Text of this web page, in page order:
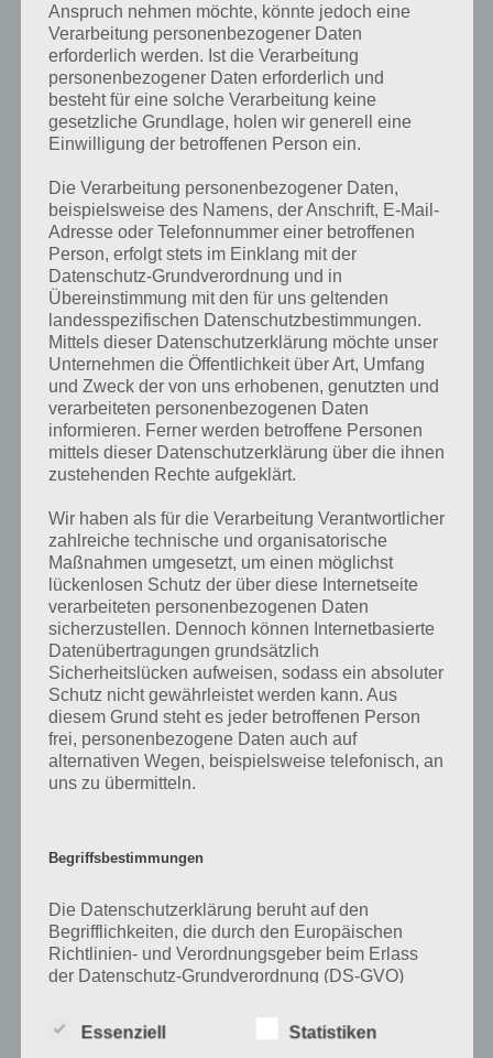
Kurze Begriffserklärung zur Lösung
Erinnern
Erinnern ist die Lösung für das tägliche Rätsel am 29.2.2024 in 4
Bilder 1 Wort, doch welche Bedeutung hat dieses eigentlich und was
Zu bestimmten Lösungen präsentieren wir daher auch immer eine
kurze Begriffserklärung!
Zu Erinnern haben wir zunächst keine weiteren Informationen parat!
Auf WhatsApp teilen Teilen auf Facebook
Tweet auf Twitter
Mehr Artikel hier auf Touchportal
Anspruch nehmen möchte, könnte jedoch eine
Verarbeitung personenbezogener Daten
erforderlich werden. Ist die Verarbeitung
personenbezogener Daten erforderlich und
besteht für eine solche Verarbeitung keine
gesetzliche Grundlage, holen wir generell eine
Einwilligung der betroffenen Person ein.
Die Verarbeitung personenbezogener Daten,
beispielsweise des Namens, der Anschrift, E-Mail-
Adresse oder Telefonnummer einer betroffenen
Person, erfolgt stets im Einklang mit der
Datenschutz-Grundverordnung und in
Übereinstimmung mit den für uns geltenden
landesspezifischen Datenschutzbestimmungen.
Mittels dieser Datenschutzerklärung möchte unser
Unternehmen die Öffentlichkeit über Art, Umfang
und Zweck der von uns erhobenen, genutzten und
verarbeiteten personenbezogenen Daten
informieren. Ferner werden betroffene Personen
mittels dieser Datenschutzerklärung über die ihnen
zustehenden Rechte aufgeklärt.
Wir haben als für die Verarbeitung Verantwortlicher
zahlreiche technische und organisatorische
Maßnahmen umgesetzt, um einen möglichst
lückenlosen Schutz der über diese Internetseite
verarbeiteten personenbezogenen Daten
sicherzustellen. Dennoch können Internetbasierte
Datenübertragungen grundsätzlich
Sicherheitslücken aufweisen, sodass ein absoluter
Schutz nicht gewährleistet werden kann. Aus
diesem Grund steht es jeder betroffenen Person
frei, personenbezogene Daten auch auf
alternativen Wegen, beispielsweise telefonisch, an
uns zu übermitteln.
Begriffsbestimmungen
Die Datenschutzerklärung beruht auf den
Begrifflichkeiten, die durch den Europäischen
Richtlinien- und Verordnungsgeber beim Erlass
der Datenschutz-Grundverordnung (DS-GVO)
soll sowohl für die Öffentlichkeit als auch für
unsere Kunden und Geschäftspartner einfach
Essenziell Statistiken